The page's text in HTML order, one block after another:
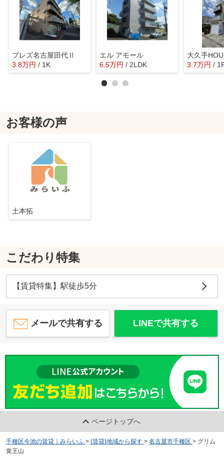
プレズ名古屋田代Ⅱ
3.8万円 / 1K
エル アモール
6.5万円 / 2LDK
大久手
3.7万円 /
お客様の声
土本拓
こだわり特集
【賃貸特集】駅徒歩5分
メールで共有する LINEで共有する
ページトップへ
千種区今池の賃貸｜みらいふ > (賃貸)地域から探す > 名古屋市千種区 > グリム
覚王山